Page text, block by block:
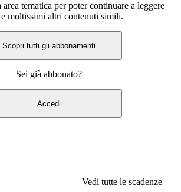
tematica per poter continuare a leggere
e moltissimi altri contenuti simili.
Scopri tutti gli abbonamenti
Sei già abbonato?
Accedi
Vedi tutte le scadenze